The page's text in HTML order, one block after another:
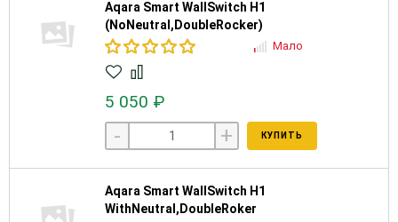
Aqara Smart WallSwitch H1
(NoNeutral,DoubleRocker)
Мало
5 050 ₽
- + КУПИТЬ
Aqara Smart WallSwitch H1
WithNeutral,DoubleRoker